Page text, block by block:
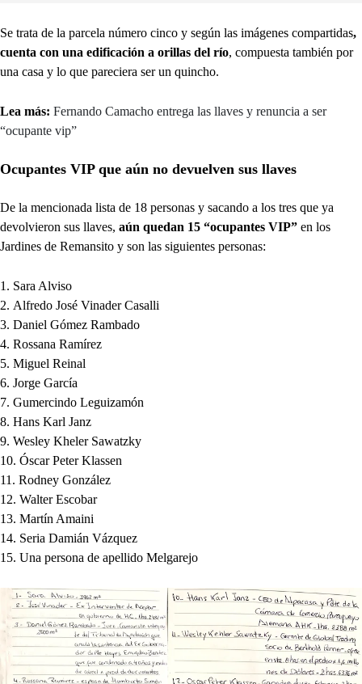
Se trata de la parcela número cinco y según las imágenes compartidas,
cuenta con una edificación a orillas del río, compuesta también por
una casa y lo que pareciera ser un quincho.
Lea más: Fernando Camacho entrega las llaves y renuncia a ser
“ocupante vip”
Ocupantes VIP que aún no devuelven sus llaves
De la mencionada lista de 18 personas y sacando a los tres que ya
devolvieron sus llaves, aún quedan 15 “ocupantes VIP” en los
Jardines de Remansito y son las siguientes personas:
Sara Alviso
Alfredo José Vinader Casalli
Daniel Gómez Rambado
Rossana Ramírez
Miguel Reinal
Jorge García
Gumercindo Leguizamón
Hans Karl Janz
Wesley Kheler Sawatzky
Óscar Peter Klassen
Rodney González
Walter Escobar
Martín Amaini
Seria Damián Vázquez
Una persona de apellido Melgarejo